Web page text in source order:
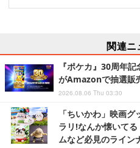
関連ニ
『ポケカ』30周年
がAmazonで抽選販
2026.08.06 Thu 03:30
「ちいかわ」映画
ラリ!なんか懐いて
ムなど必見のライン